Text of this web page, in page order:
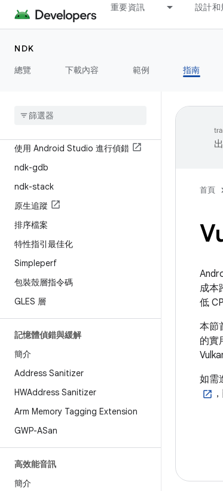
重要資訊 設計和
NDK
總覽
下載內容 範例 指南
Android SDK 版本屬性
使用新版 API
偵錯與分析
使用 Android Studio 進行偵錯
ndk-gdb
ndk-stack
原生追蹤
排序檔案
特性指引最佳化
Simpleperf
包裝殼層指令碼
GLES 層
記憶體偵錯與緩解
簡介
Address Sanitizer
HWAddress Sanitizer
Arm Memory Tagging Extension
GWP-ASan
高效能音訊
簡介
首頁
成本
低
本節
的實
如需